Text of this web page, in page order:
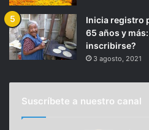
Inicia registro
65 años y
inscribirse?
3 agosto, 2021
Suscríbete a nuestro canal